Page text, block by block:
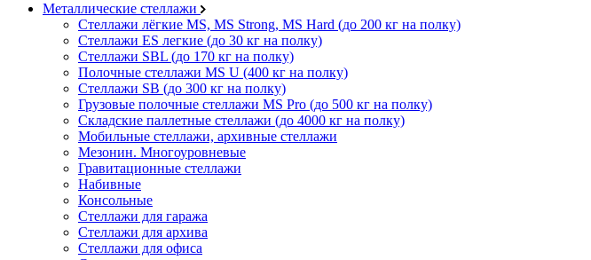
Металлические стеллажи
Стеллажи лёгкие MS, MS Strong, MS Hard (до 200 кг на полку)
Стеллажи ES легкие (до 30 кг на полку)
Стеллажи SBL (до 170 кг на полку)
Полочные стеллажи MS U (400 кг на полку)
Стеллажи SB (до 300 кг на полку)
Грузовые полочные стеллажи MS Pro (до 500 кг на полку)
Складские паллетные стеллажи (до 4000 кг на полку)
Мобильные стеллажи, архивные стеллажи
Мезонин. Многоуровневые
Гравитационные стеллажи
Набивные
Консольные
Стеллажи для гаража
Стеллажи для архива
Стеллажи для офиса